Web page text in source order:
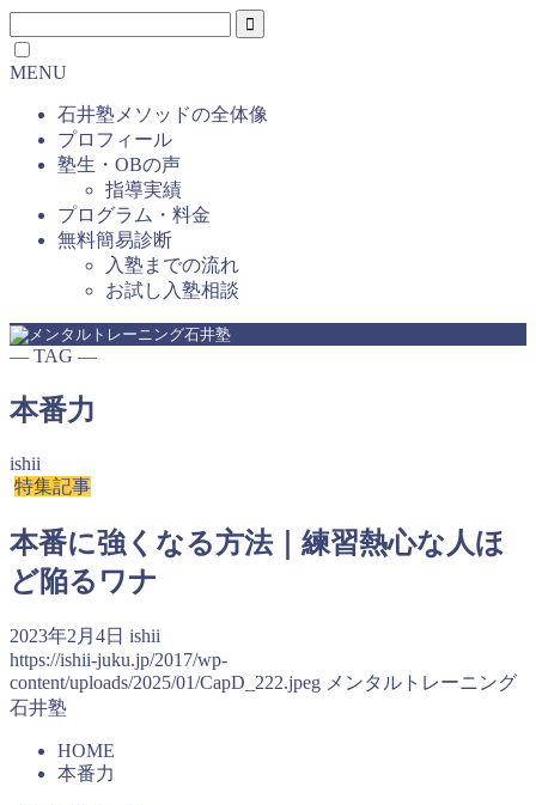
MENU
石井塾メソッドの全体像
プロフィール
塾生・OBの声
指導実績
プログラム・料金
無料簡易診断
入塾までの流れ
お試し入塾相談
― TAG ―
本番力
ishii
特集記事
本番に強くなる方法｜練習熱心な人ほ
ど陥るワナ
2023年2月4日 ishii
https://ishii-juku.jp/2017/wp-
content/uploads/2025/01/CapD_222.jpeg メンタルトレーニング
石井塾
HOME
本番力